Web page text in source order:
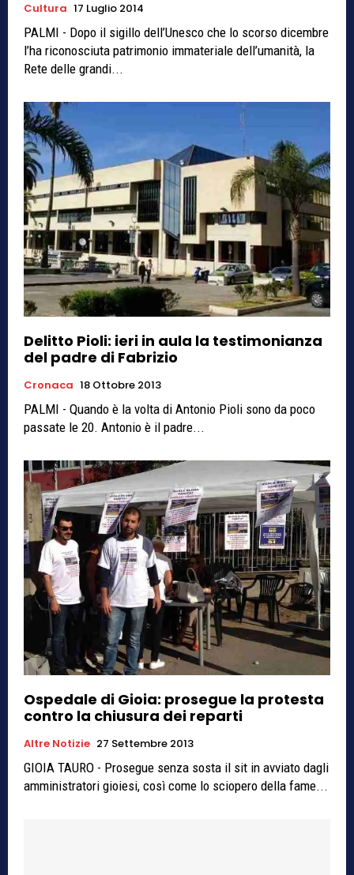
Cultura 17 Luglio 2014
PALMI - Dopo il sigillo dell’Unesco che lo scorso dicembre
l’ha riconosciuta patrimonio immateriale dell’umanità, la
Rete delle grandi...
Delitto Pioli: ieri in aula la testimonianza
del padre di Fabrizio
Cronaca 18 Ottobre 2013
PALMI - Quando è la volta di Antonio Pioli sono da poco
passate le 20. Antonio è il padre...
Ospedale di Gioia: prosegue la protesta
contro la chiusura dei reparti
Altre Notizie 27 Settembre 2013
GIOIA TAURO - Prosegue senza sosta il sit in avviato dagli
amministratori gioiesi, così come lo sciopero della fame...